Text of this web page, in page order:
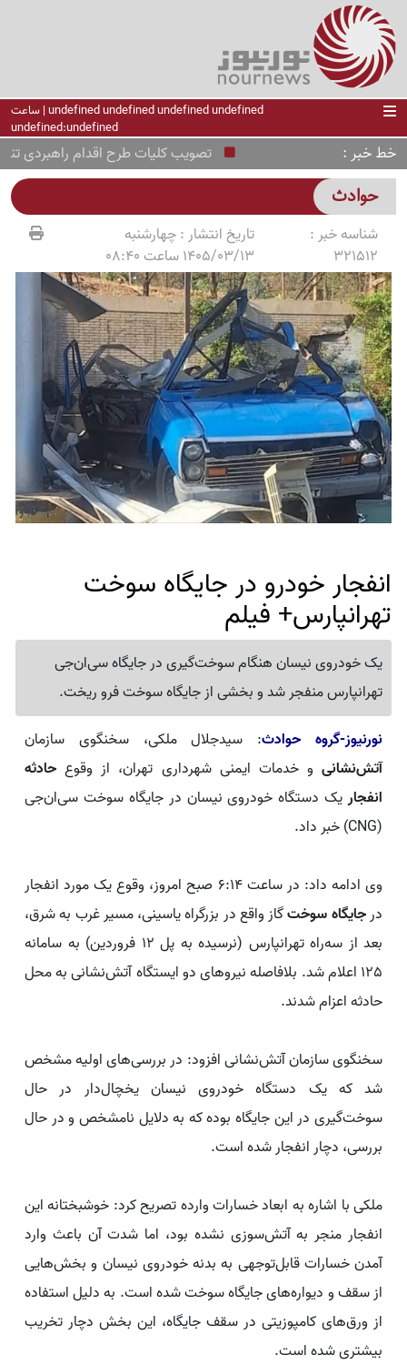
undefined undefined undefined undefined | ساعت
undefined:undefined
خط خبر تصویب کلیات طرح اقدام راهبردی تنگه
حوادث
شناسه خبر :
321512
تاریخ انتشار :چهارشنبه
1405/03/13 ساعت 08:40
انفجار خودرو در جایگاه سوخت
تهرانپارس+ فیلم
یک خودروی نیسان هنگام سوخت‌گیری در جایگاه سی‌ان‌جی
تهرانپارس منفجر شد و بخشی از جایگاه سوخت فرو ریخت.
نورنیوز-گروه حوادث: سیدجلال ملکی، سخنگوی سازمان
آتش‌نشانی و خدمات ایمنی شهرداری تهران، از وقوع حادثه
انفجاریک دستگاه خودروی نیسان در جایگاه سوخت سی‌ان‌جی
(CNG) خبر داد.
وی ادامه داد: در ساعت 6:14 صبح امروز، وقوع یک مورد انفجار
درجایگاه سوختگاز واقع در بزرگراه یاسینی، مسیر غرب به شرق،
بعد از سه‌راه تهرانپارس (نرسیده به پل 12 فروردین) به سامانه
125 اعلام شد. بلافاصله نیروهای دو ایستگاه آتش‌نشانی به محل
حادثه اعزام شدند.
سخنگوی سازمان آتش‌نشانی افزود: در بررسی‌های اولیه مشخص
شد که یک دستگاه خودروی نیسان یخچال‌دار در حال
سوخت‌گیری در این جایگاه بوده که به دلایل نامشخص و در حال
بررسی، دچار انفجار شده است.
ملکی با اشاره به ابعاد خسارات وارده تصریح کرد: خوشبختانه این
انفجار منجر به آتش‌سوزی نشده بود، اما شدت آن باعث وارد
آمدن خسارات قابل‌توجهی به بدنه خودروی نیسان و بخش‌هایی
از سقف و دیواره‌های جایگاه سوخت شده است. به دلیل استفاده
از ورق‌های کامپوزیتی در سقف جایگاه، این بخش دچار تخریب
بیشتری شده است.